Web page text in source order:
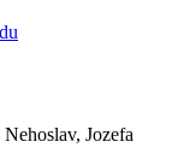
Nehoslav, Jozefa